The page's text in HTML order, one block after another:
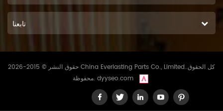
تابعنا
حقوق النشر © 2015-2026 China Everlasting Parts Co., Limited..كل الحقوق
محفوظة. dyyseo.com